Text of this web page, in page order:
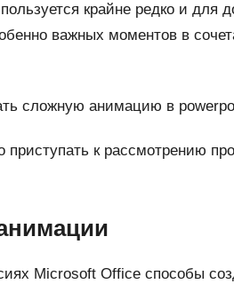
крайне редко и для
важных моментов в
приступать к рассмотрению
Microsoft Office способы